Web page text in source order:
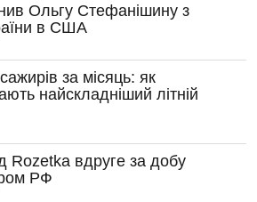
Ольгу Стефанішину з
в США
за місяць: як
найскладніший літній
Rozetka вдруге за добу
РФ